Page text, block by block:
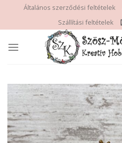
content
Általános szerződési feltételek
Szállítási feltételek